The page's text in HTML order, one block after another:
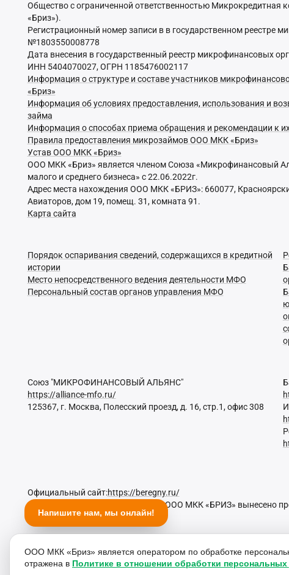
Напишите нам, мы онлайн!
Общество с ограниченной ответственностью
«Бриз»).
Регистрационный номер записи в в государственном реестре
№1803550008778
Дата внесения в государственный реестр микрофинансовых
ИНН 5404070027, ОГРН 1185476002117
Информация о структуре и составе участников
«Бриз»
Информация об условиях предоставления, использования и
займа
Информация о способах приема обращения и рекомендации к
Правила предоставления микрозаймов ООО МКК «Бриз»
Устав ООО МКК «Бриз»
ООО МКК «Бриз» является членом Союза «Микрофинансовый
малого и среднего бизнеса» с 22.06.2022г.
Адрес места нахождения ООО МКК «БРИЗ»: 660077,
Авиаторов, дом 19, помещ. 31, комната 91.
Карта сайта
Порядок оспаривания сведений, содержащихся в кредитной
истории
Место непосредственного ведения деятельности МФО
Персональный состав органов управления МФО
Союз "МИКРОФИНАНСОВЫЙ АЛЬЯНС"
https://alliance-mfo.ru/
125367, г. Москва, Полесский проезд, д. 16, стр.1, офис 308
Официальный сайт:https://beregny.ru/
27 ноября 2025 года в отношении ООО МКК «БРИЗ» вынесено
31.01.2026 включительно.
Диапазон ПСК 0-292% годовых
ООО МКК «Бриз» является оператором по обработке
отражена в Политике в отношении обработки